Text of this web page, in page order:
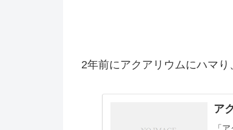
2年前にアクアリウムにハマ
ア